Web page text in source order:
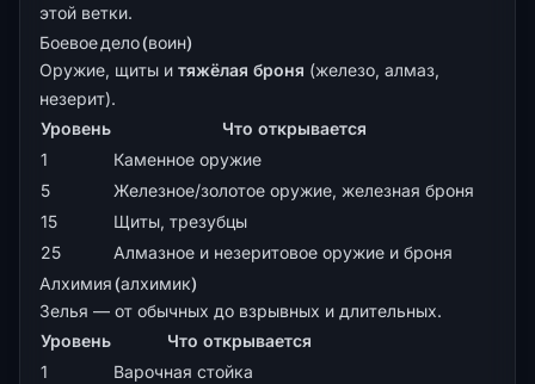
этой ветки.
Боевое дело (воин)
Оружие, щиты и тяжёлая броня (железо, алмаз,
незерит).
Уровень
Что открывается
1
Каменное оружие
5
Железное/золотое оружие, железная броня
15
Щиты, трезубцы
25
Алмазное и незеритовое оружие и броня
Алхимия (алхимик)
Зелья — от обычных до взрывных и длительных.
Уровень
Что открывается
1
Варочная стойка